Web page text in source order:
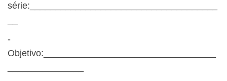
série:_____________________________________
-
Objetivo:__________________________________